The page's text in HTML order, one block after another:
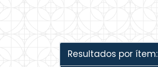
Resultados por ítem: